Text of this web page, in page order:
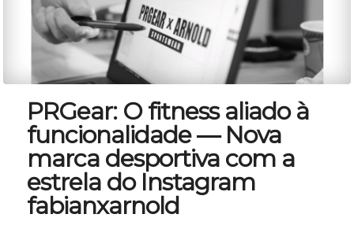
PRGear: O fitness aliado à
funcionalidade — Nova
marca desportiva com a
estrela do Instagram
fabianxarnold